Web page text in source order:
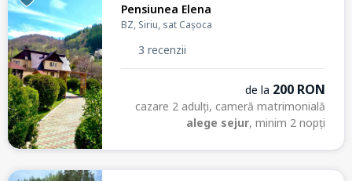
Pensiunea Elena
BZ, Siriu, sat Cașoca
3 recenzii
de la 200 RON
cazare 2 adulți, cameră matrimonială
alege sejur, minim 2 nopți